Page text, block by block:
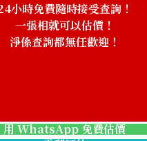
小時免費隨時接受查詢！
一張相就可以估價！
淨係查詢都無任歡迎！
用 WhatsApp 免費估價